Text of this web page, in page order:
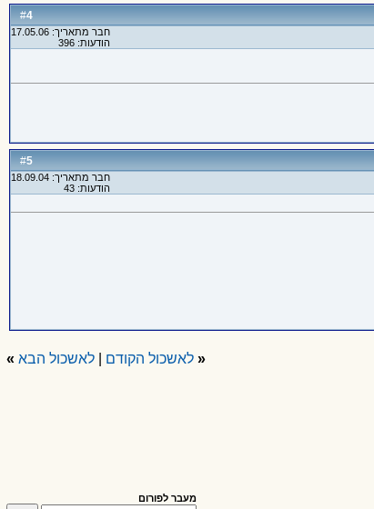
#
4
חבר מתאריך: 17.05.06
הודעות: 396
#
5
חבר מתאריך: 18.09.04
הודעות: 43
« לאשכול הקודם |לאשכול הבא »
מעבר לפורום